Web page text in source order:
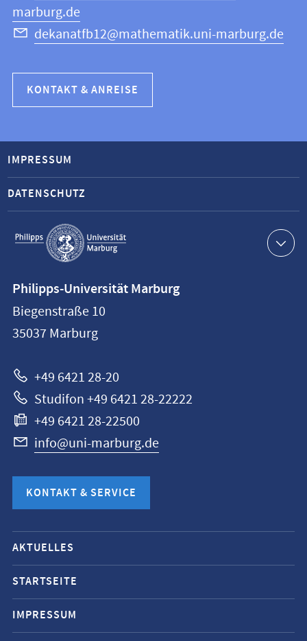
marburg.de
dekanatfb12@mathematik.uni-marburg.de
KONTAKT & ANREISE
Service-
Navigation
IMPRESSUM
DATENSCHUTZ
Philipps-
Universität
Marburg
Philipps-Universität Marburg
Biegenstraße 10
35037 Marburg
+49 6421 28-20
Studifon +49 6421 28-22222
+49 6421 28-22500
info@uni-marburg.de
KONTAKT & SERVICE
Mobile-
Service-
Navigation
und
Social
AKTUELLES
STARTSEITE
IMPRESSUM